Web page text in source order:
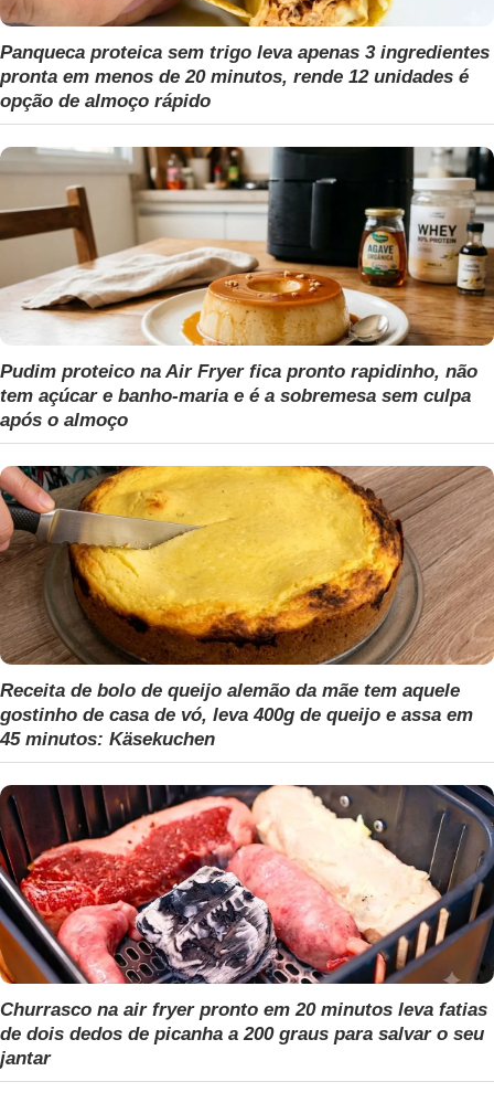
Panqueca proteica sem trigo leva apenas 3 ingredientes
pronta em menos de 20 minutos, rende 12 unidades é
opção de almoço rápido
Pudim proteico na Air Fryer fica pronto rapidinho, não
tem açúcar e banho-maria e é a sobremesa sem culpa
após o almoço
Receita de bolo de queijo alemão da mãe tem aquele
gostinho de casa de vó, leva 400g de queijo e assa em
45 minutos: Käsekuchen
Churrasco na air fryer pronto em 20 minutos leva fatias
de dois dedos de picanha a 200 graus para salvar o seu
jantar